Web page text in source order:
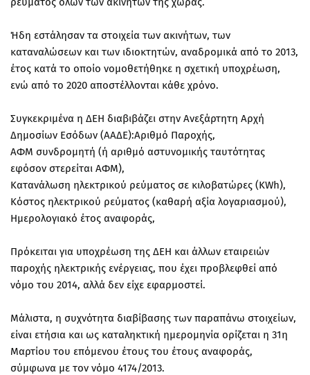
Ήδη εστάλησαν τα στοιχεία των ακινήτων, των
καταναλώσεων και των ιδιοκτητών, αναδρομικά από το 2013,
έτος κατά το οποίο νομοθετήθηκε η σχετική υποχρέωση,
ενώ από το 2020 αποστέλλονται κάθε χρόνο.
Συγκεκριμένα η ΔΕΗ διαβιβάζει στην Ανεξάρτητη Αρχή
Δημοσίων Εσόδων (ΑΑΔΕ):Αριθμό Παροχής,
ΑΦΜ συνδρομητή (ή αριθμό αστυνομικής ταυτότητας
εφόσον στερείται ΑΦΜ),
Κατανάλωση ηλεκτρικού ρεύματος σε κιλοβατώρες (KWh),
Κόστος ηλεκτρικού ρεύματος (καθαρή αξία λογαριασμού),
Ημερολογιακό έτος αναφοράς,
Πρόκειται για υποχρέωση της ΔΕΗ και άλλων εταιρειών
παροχής ηλεκτρικής ενέργειας, που έχει προβλεφθεί από
νόμο του 2014, αλλά δεν είχε εφαρμοστεί.
Μάλιστα, η συχνότητα διαβίβασης των παραπάνω στοιχείων,
είναι ετήσια και ως καταληκτική ημερομηνία ορίζεται η 31η
Μαρτίου του επόμενου έτους του έτους αναφοράς,
σύμφωνα με τον νόμο 4174/2013.